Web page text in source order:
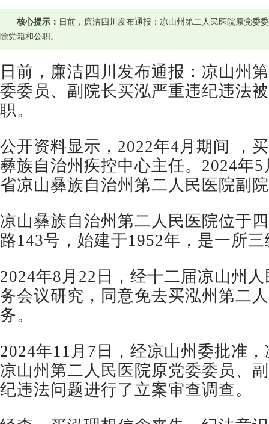
核心提示： 日前，廉洁四川发布通报：凉山州第二人民医院原党委
除党籍和公职。
日前，廉洁四川发布通报：凉山州
委委员、副院长买泓严重违纪违法
职。
公开资料显示，2022年4月期间 ，
彝族自治州疾控中心主任。2024年
省凉山彝族自治州第二人民医院副
凉山彝族自治州第二人民医院位于
路143号，始建于1952年，是一所
2024年8月22日，经十二届凉山州
务会议研究，同意免去买泓州第二
务。
2024年11月7日，经凉山州委批准
凉山州第二人民医院原党委委员、
纪违法问题进行了立案审查调查。